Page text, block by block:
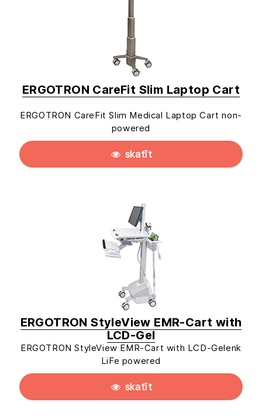
ERGOTRON CareFit Slim Laptop Cart
ERGOTRON CareFit Slim Medical Laptop Cart non-
powered
skatīt
ERGOTRON StyleView EMR-Cart with
LCD-Gel
ERGOTRON StyleView EMR-Cart with LCD-Gelenk
LiFe powered
skatīt